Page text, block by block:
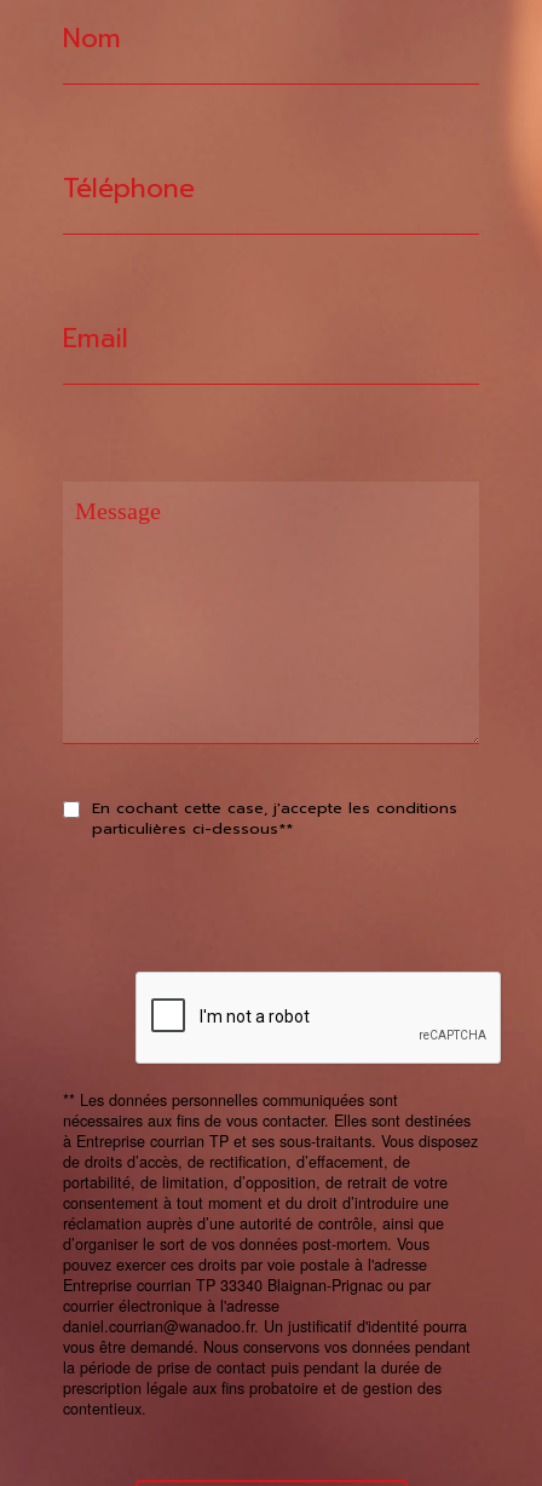
Nom
Téléphone
Email
En cochant cette case, j'accepte les conditions
particulières ci-dessous**
** Les données personnelles communiquées sont
nécessaires aux fins de vous contacter. Elles sont destinées
à Entreprise courrian TP et ses sous-traitants. Vous disposez
de droits d’accès, de rectification, d’effacement, de
portabilité, de limitation, d’opposition, de retrait de votre
consentement à tout moment et du droit d’introduire une
réclamation auprès d’une autorité de contrôle, ainsi que
d’organiser le sort de vos données post-mortem. Vous
pouvez exercer ces droits par voie postale à l'adresse
Entreprise courrian TP 33340 Blaignan-Prignac ou par
courrier électronique à l'adresse
daniel.courrian@wanadoo.fr. Un justificatif d'identité pourra
vous être demandé. Nous conservons vos données pendant
la période de prise de contact puis pendant la durée de
prescription légale aux fins probatoire et de gestion des
contentieux.